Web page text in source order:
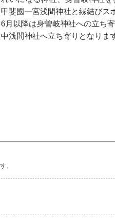
甲斐國一宮浅間神社と縁結びス
月以降は身曽岐神社への立ち
浅間神社へ立ち寄りとなりま
。